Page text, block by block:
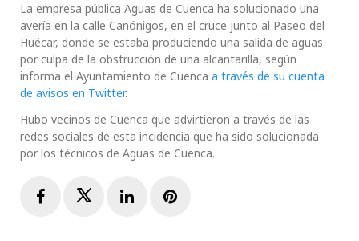
La empresa pública Aguas de Cuenca ha solucionado una
avería en la calle Canónigos, en el cruce junto al Paseo del
Huécar, donde se estaba produciendo una salida de aguas
por culpa de la obstrucción de una alcantarilla, según
informa el Ayuntamiento de Cuenca a través de su cuenta
de avisos en Twitter.
Hubo vecinos de Cuenca que advirtieron a través de las
redes sociales de esta incidencia que ha sido solucionada
por los técnicos de Aguas de Cuenca.
FacebookTwitterLinkedInPinterest